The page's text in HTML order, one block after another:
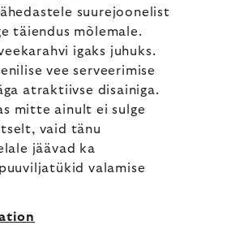
suurejoonelist
täiendus mõlemale.
igaks juhuks.
vee serveerimise
atraktiivse disainiga.
mitte ainult ei sulge
vaid tänu
jäävad ka
valamise